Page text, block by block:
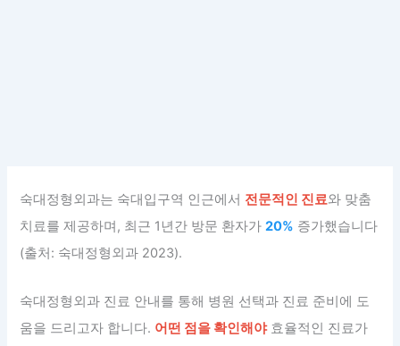
숙대정형외과는 숙대입구역 인근에서 전문적인 진료와 맞춤
치료를 제공하며, 최근 1년간 방문 환자가20% 증가했습니다
(출처: 숙대정형외과 2023).
숙대정형외과 진료 안내를 통해 병원 선택과 진료 준비에 도
움을 드리고자 합니다. 어떤 점을 확인해야효율적인 진료가